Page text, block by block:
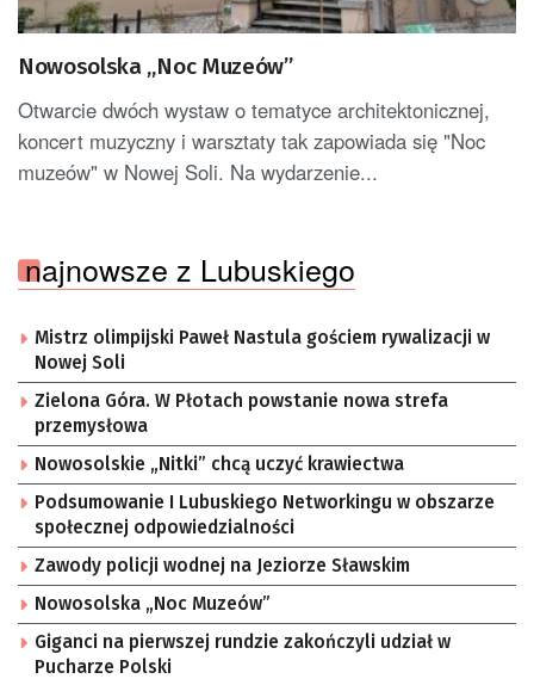
Nowosolska „Noc Muzeów”
Otwarcie dwóch wystaw o tematyce architektonicznej,
koncert muzyczny i warsztaty tak zapowiada się "Noc
muzeów" w Nowej Soli. Na wydarzenie...
najnowsze z Lubuskiego
Mistrz olimpijski Paweł Nastula gościem rywalizacji w
Nowej Soli
Zielona Góra. W Płotach powstanie nowa strefa
przemysłowa
Nowosolskie „Nitki” chcą uczyć krawiectwa
Podsumowanie I Lubuskiego Networkingu w obszarze
społecznej odpowiedzialności
Zawody policji wodnej na Jeziorze Sławskim
Nowosolska „Noc Muzeów”
Giganci na pierwszej rundzie zakończyli udział w
Pucharze Polski